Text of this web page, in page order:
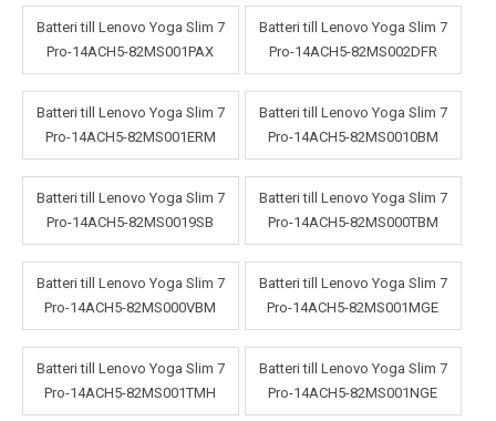
Batteri till Lenovo Yoga Slim 7
Pro-14ACH5-82MS001PAX
Batteri till Lenovo Yoga Slim 7
Pro-14ACH5-82MS002DFR
Batteri till Lenovo Yoga Slim 7
Pro-14ACH5-82MS001ERM
Batteri till Lenovo Yoga Slim 7
Pro-14ACH5-82MS0010BM
Batteri till Lenovo Yoga Slim 7
Pro-14ACH5-82MS0019SB
Batteri till Lenovo Yoga Slim 7
Pro-14ACH5-82MS000TBM
Batteri till Lenovo Yoga Slim 7
Pro-14ACH5-82MS000VBM
Batteri till Lenovo Yoga Slim 7
Pro-14ACH5-82MS001MGE
Batteri till Lenovo Yoga Slim 7
Pro-14ACH5-82MS001TMH
Batteri till Lenovo Yoga Slim 7
Pro-14ACH5-82MS001NGE